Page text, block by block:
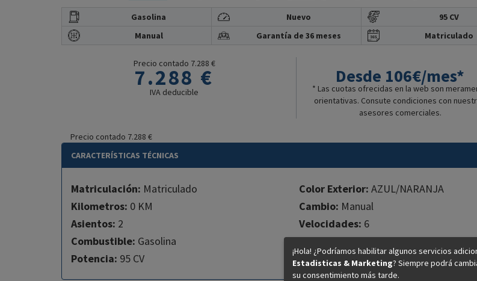
Gasolina Nuevo
95 CV
Manual
Garantía de 36 meses Matriculado
Precio contado 7.288 €
7.288 €
IVA deducible
Desde 106€/mes*
* Las cuotas ofrecidas en la web son
orientativas. Consute condiciones con
asesores comerciales.
Precio contado 7.288 €
CARACTERÍSTICAS TÉCNICAS
Matriculación: Matriculado
Kilometros: 0 KM
Asientos: 2
Combustible: Gasolina
Potencia: 95 CV
Color Exterior: AZUL/NARANJA
Cambio: Manual
Velocidades: 6
Cilindros:3
Cilindrada:699 cc.
¡Hola! ¿Podríamos habilitar algunos servicios
Estadisticas & Marketing? Siempre podrá
su consentimiento más tarde.